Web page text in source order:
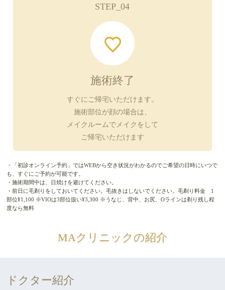
STEP_04
施術終了
すぐにご帰宅いただけます。
施術部位が顔の場合は、
メイクルームでメイクをして
ご帰宅いただけます
・「初診オンライン予約」ではWEBから空き状況がわかるのでご希望の日時にいつで
も、すぐにご予約が可能です。
・施術期間中は、日焼けを避けてください。
・前日に毛剃りをしておいてください。毛抜きはしないでください。毛剃り料金 1
部位¥1,100 ※VIOは3部位扱い¥3,300 ※うなじ、背中、お尻、Oラインは剃り残し程
度なら無料
MAクリニックの紹介
ドクター紹介